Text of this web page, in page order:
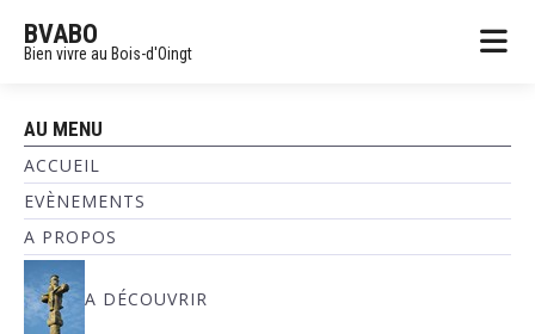
BVABO
Bien vivre au Bois-d'Oingt
AU MENU
ACCUEIL
EVÈNEMENTS
A PROPOS
A DÉCOUVRIR